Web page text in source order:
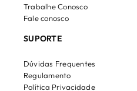
Trabalhe Conosco
Fale conosco
SUPORTE
Dúvidas Frequentes
Regulamento
Política Privacidade